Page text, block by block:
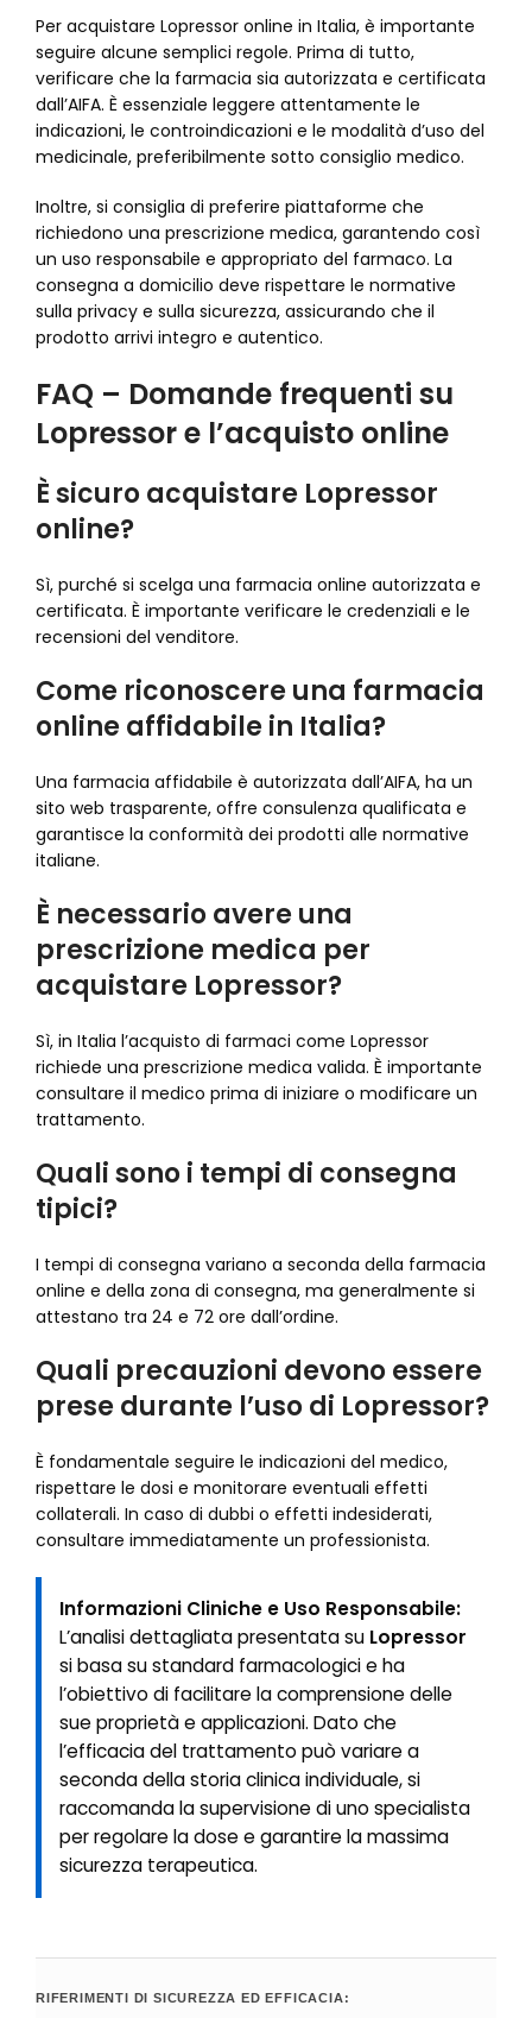
Per acquistare Lopressor online in Italia, è importante
seguire alcune semplici regole. Prima di tutto,
verificare che la farmacia sia autorizzata e certificata
dall’AIFA. È essenziale leggere attentamente le
indicazioni, le controindicazioni e le modalità d’uso del
medicinale, preferibilmente sotto consiglio medico.
Inoltre, si consiglia di preferire piattaforme che
richiedono una prescrizione medica, garantendo così
un uso responsabile e appropriato del farmaco. La
consegna a domicilio deve rispettare le normative
sulla privacy e sulla sicurezza, assicurando che il
prodotto arrivi integro e autentico.
FAQ – Domande frequenti su
Lopressor e l’acquisto online
È sicuro acquistare Lopressor
online?
Sì, purché si scelga una farmacia online autorizzata e
certificata. È importante verificare le credenziali e le
recensioni del venditore.
Come riconoscere una farmacia
online affidabile in Italia?
Una farmacia affidabile è autorizzata dall’AIFA, ha un
sito web trasparente, offre consulenza qualificata e
garantisce la conformità dei prodotti alle normative
italiane.
È necessario avere una
prescrizione medica per
acquistare Lopressor?
Sì, in Italia l’acquisto di farmaci come Lopressor
richiede una prescrizione medica valida. È importante
consultare il medico prima di iniziare o modificare un
trattamento.
Quali sono i tempi di consegna
tipici?
I tempi di consegna variano a seconda della farmacia
online e della zona di consegna, ma generalmente si
attestano tra 24 e 72 ore dall’ordine.
Quali precauzioni devono essere
prese durante l’uso di Lopressor?
È fondamentale seguire le indicazioni del medico,
rispettare le dosi e monitorare eventuali effetti
collaterali. In caso di dubbi o effetti indesiderati,
consultare immediatamente un professionista.
Informazioni Cliniche e Uso Responsabile:
L’analisi dettagliata presentata su Lopressor
si basa su standard farmacologici e ha
l’obiettivo di facilitare la comprensione delle
sue proprietà e applicazioni. Dato che
l’efficacia del trattamento può variare a
seconda della storia clinica individuale, si
raccomanda la supervisione di uno specialista
per regolare la dose e garantire la massima
sicurezza terapeutica.
RIFERIMENTI DI SICUREZZA ED EFFICACIA: